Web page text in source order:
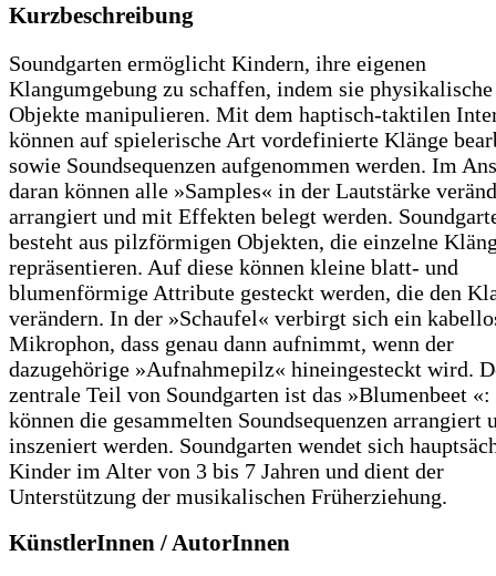
Kurzbeschreibung
Soundgarten ermöglicht Kindern, ihre eigenen
Klangumgebung zu schaffen, indem sie physikalische
Objekte manipulieren. Mit dem haptisch-taktilen
können auf spielerische Art vordefinierte Klänge
sowie Soundsequenzen aufgenommen werden. Im
daran können alle »Samples« in der Lautstärke
arrangiert und mit Effekten belegt werden.
besteht aus pilzförmigen Objekten, die einzelne
repräsentieren. Auf diese können kleine blatt- und
blumenförmige Attribute gesteckt werden, die den
verändern. In der »Schaufel« verbirgt sich ein
Mikrophon, dass genau dann aufnimmt, wenn der
dazugehörige »Aufnahmepilz« hineingesteckt wird.
zentrale Teil von Soundgarten ist das »Blumenbeet
können die gesammelten Soundsequenzen arrangiert
inszeniert werden. Soundgarten wendet sich
Kinder im Alter von 3 bis 7 Jahren und dient der
Unterstützung der musikalischen Früherziehung.
KünstlerInnen / AutorInnen